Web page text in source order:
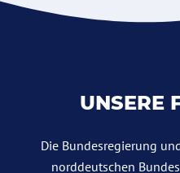
UNSERE
Die Bundesregierung
norddeutschen